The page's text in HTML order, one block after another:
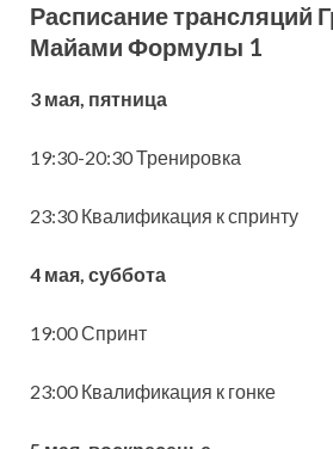
Расписание трансляций
Майами Формулы 1
3 мая, пятница
19:30-20:30 Тренировка
23:30 Квалификация к спринту
4 мая, суббота
19:00 Спринт
23:00 Квалификация к гонке